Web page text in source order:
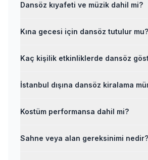
Dansöz kıyafeti ve müzik dahil mi?
Kına gecesi için dansöz tutulur mu?
Kaç kişilik etkinliklerde dansöz
İstanbul dışına dansöz kiralama
Kostüm performansa dahil mi?
Sahne veya alan gereksinimi nedir?